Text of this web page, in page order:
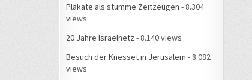
Plakate als stumme Zeitzeugen - 8.304
views
20 Jahre Israelnetz - 8.140 views
Besuch der Knesset in Jerusalem - 8.082
views